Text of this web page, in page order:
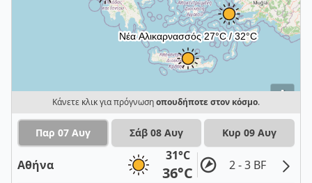
i
Κάνετε κλικ για πρόγνωσηοπουδήποτε στον κόσμο.
Παρ 07 Αυγ Σάβ 08 Αυγ Κυρ 09 Αυγ
Αθήνα
31°C
36°C 2 - 3 BF